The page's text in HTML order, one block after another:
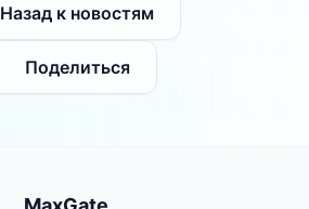
Назад к новостям
Поделиться